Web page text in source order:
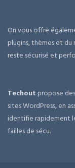
On vous offre
plugins, thèmes et du
reste sécurisé et
Techout propose
sites WordPress, en
identifie rapidement
failles de sécu.